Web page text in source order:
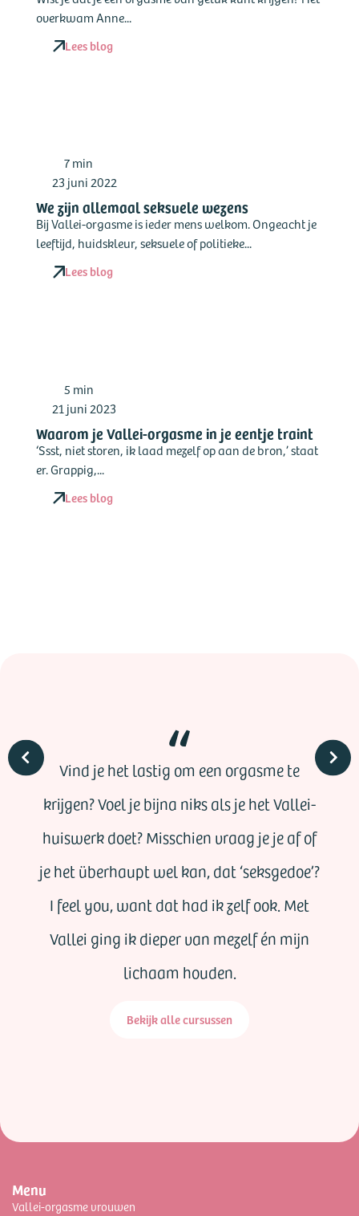
overkwam Anne...
Lees blog
7 min
23 juni 2022
We zijn allemaal seksuele wezens
Bij Vallei-orgasme is ieder mens welkom. Ongeacht je
leeftijd, huidskleur, seksuele of politieke...
Lees blog
5 min
21 juni 2023
Waarom je Vallei-orgasme in je eentje traint
‘Ssst, niet storen, ik laad mezelf op aan de bron,’ staat
er. Grappig,...
Lees blog
Vind je het lastig om een orgasme te
krijgen? Voel je bijna niks als je het Vallei-
huiswerk doet? Misschien vraag je je af of
je het überhaupt wel kan, dat ‘seksgedoe’?
I feel you, want dat had ik zelf ook. Met
Vallei ging ik dieper van mezelf én mijn
lichaam houden.
Bekijk alle cursussen
Menu
Vallei-orgasme vrouwen